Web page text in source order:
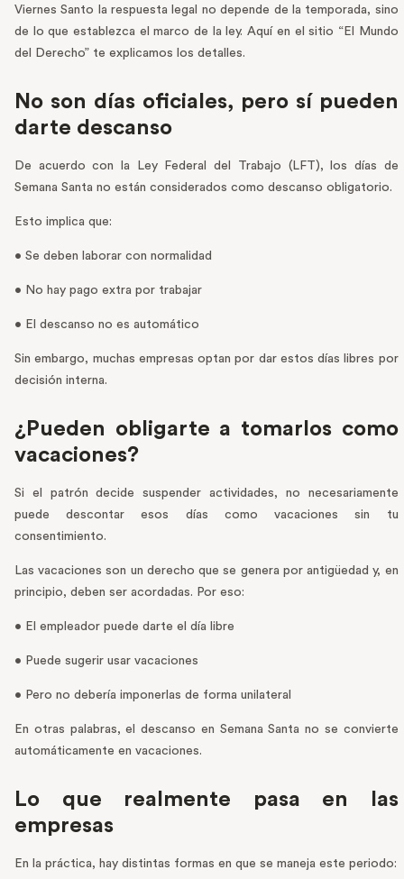
Viernes Santo la respuesta legal no depende de la temporada, sino
de lo que establezca el marco de la ley. Aquí en el sitio “El Mundo
del Derecho” te explicamos los detalles.
No son días oficiales, pero sí pueden
darte descanso
De acuerdo con la Ley Federal del Trabajo (LFT), los días de
Semana Santa no están considerados como descanso obligatorio.
Esto implica que:
• Se deben laborar con normalidad
• No hay pago extra por trabajar
• El descanso no es automático
Sin embargo, muchas empresas optan por dar estos días libres por
decisión interna.
¿Pueden obligarte a tomarlos como
vacaciones?
Si el patrón decide suspender actividades, no necesariamente
puede descontar esos días como vacaciones sin tu
consentimiento.
Las vacaciones son un derecho que se genera por antigüedad y, en
principio, deben ser acordadas. Por eso:
• El empleador puede darte el día libre
• Puede sugerir usar vacaciones
• Pero no debería imponerlas de forma unilateral
En otras palabras, el descanso en Semana Santa no se convierte
automáticamente en vacaciones.
Lo que realmente pasa en las
empresas
En la práctica, hay distintas formas en que se maneja este periodo: